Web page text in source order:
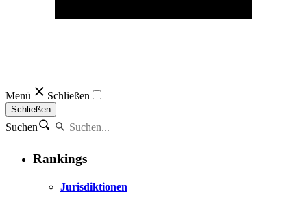
Menü Schließen
Schließen
Suchen
Rankings
Jurisdiktionen